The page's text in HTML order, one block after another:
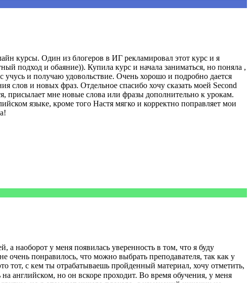
курсы. Один из блогеров в ИГ рекламировал этот курс и я
подход и обаяние)). Купила курс и начала заниматься, но поняла ,
и получаю удовольствие. Очень хорошо и подробно дается
слов и новых фраз. Отдельное спасибо хочу сказать моей Second
присылает мне новые слова или фразы дополнительно к урокам.
языке, кроме того Настя мягко и корректно поправляет мои
а наоборот у меня появилась уверенность в том, что я буду
очень понравилось, что можно выбрать преподавателя, так как у
тот, с кем ты отрабатываешь пройденный материал, хочу отметить,
английском, но он вскоре проходит. Во время обучения, у меня